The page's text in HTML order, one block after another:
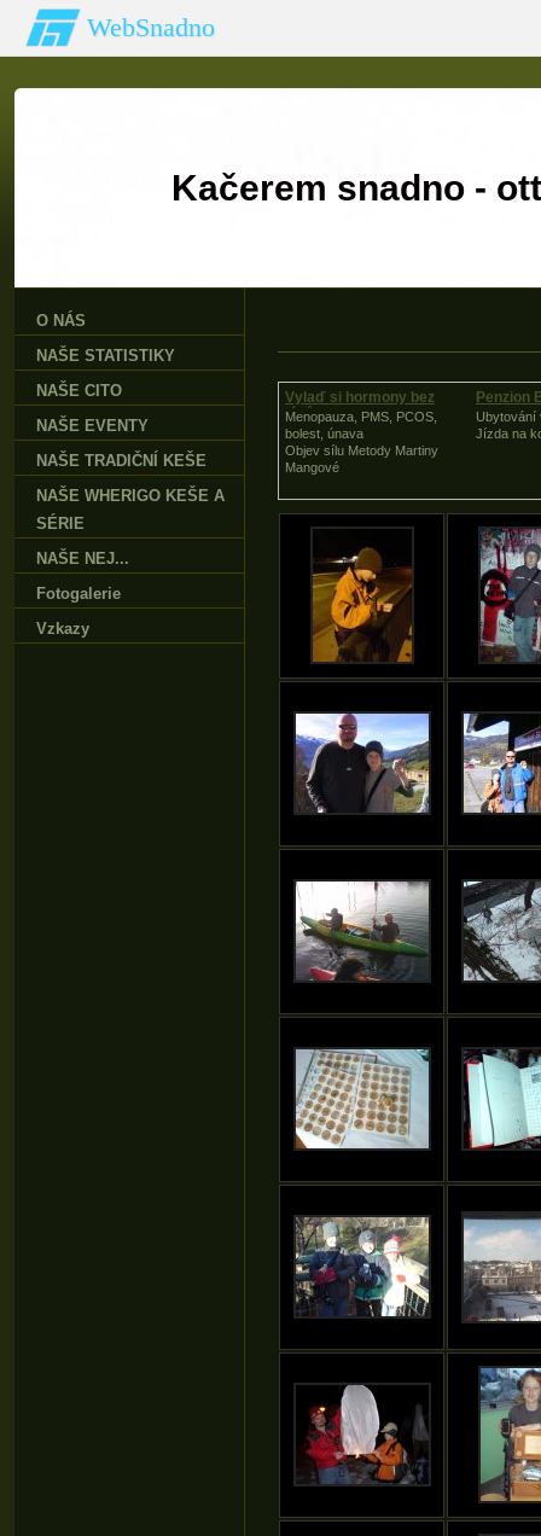
WebSnadno
Kačerem
Vylaď si hormony bez
léků
Menopauza, PMS, PCOS,
bolest, únava
Objev sílu Metody Martiny
Mangové
Penzion
Ubytování
Jízda na
O NÁS
NAŠE STATISTIKY
NAŠE CITO
NAŠE EVENTY
NAŠE TRADIČNÍ KEŠE
NAŠE WHERIGO KEŠE A
SÉRIE
NAŠE NEJ...
Fotogalerie
Vzkazy